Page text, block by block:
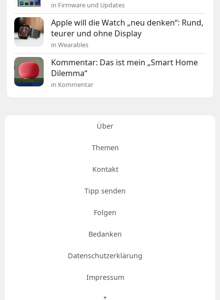
in Firmware und Updates
Apple will die Watch „neu denken“: Rund,
teurer und ohne Display
in Wearables
Kommentar: Das ist mein „Smart Home
Dilemma“
in Kommentar
Über
Themen
Kontakt
Tipp senden
Folgen
Bedanken
Datenschutzerklärung
Impressum